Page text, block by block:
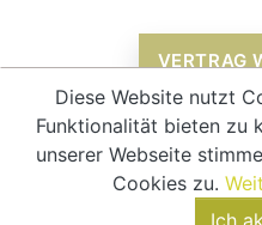
VERTRAG
Alle Preise verstehen sich
Diese Website nutzt
Funktionalität bieten zu
unserer Webseite
Cookies zu.
Ich